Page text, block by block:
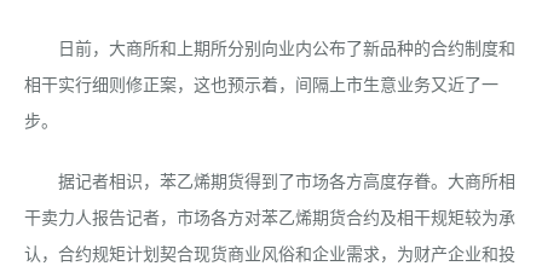
日前，大商所和上期所分别向业内公布了新品种的合约制度和
相干实行细则修正案，这也预示着，间隔上市生意业务又近了一
步。
据记者相识，苯乙烯期货得到了市场各方高度存眷。大商所相
干卖力人报告记者，市场各方对苯乙烯期货合约及相干规矩较为承
认，合约规矩计划契合现货商业风俗和企业需求，为财产企业和投